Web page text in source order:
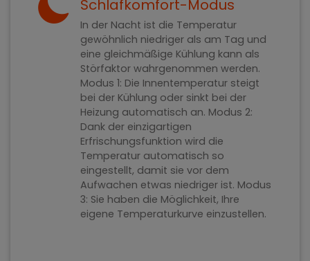
Schlafkomfort-Modus
In der Nacht ist die Temperatur
gewöhnlich niedriger als am Tag und
eine gleichmäßige Kühlung kann als
Störfaktor wahrgenommen werden.
Modus 1: Die Innentemperatur steigt
bei der Kühlung oder sinkt bei der
Heizung automatisch an. Modus 2:
Dank der einzigartigen
Erfrischungsfunktion wird die
Temperatur automatisch so
eingestellt, damit sie vor dem
Aufwachen etwas niedriger ist. Modus
3: Sie haben die Möglichkeit, Ihre
eigene Temperaturkurve einzustellen.